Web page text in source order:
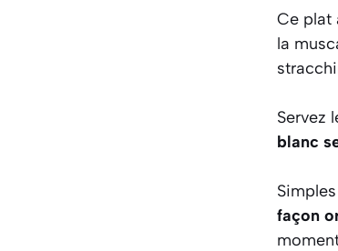
Ce plat
la
Servez
blanc
façon